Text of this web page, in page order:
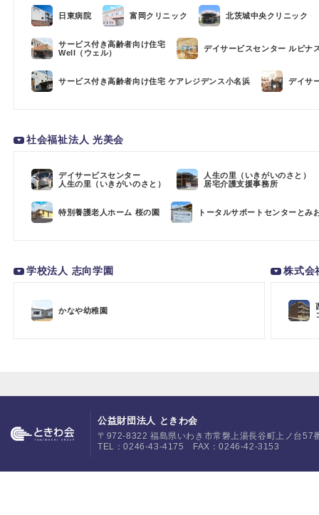
日東病院 富岡クリニック 北茨城中央クリニック
サービス付き高齢者向け住宅
Well（ウェル）
デイサービスセンター ルピナ
サービス付き高齢者向け住宅 ケアレジデンス小名浜 デイサ
社会福祉法人 光美会
デイサービスセンター
人生の里（いきがいのさと）
人生の里（いきがいのさと）
居宅介護支援事務所
特別養護老人ホーム 桜の園 トータルサポートセンターとみ
学校法人 志向学園
かなや幼稚園
株式会
公益財団法人 ときわ会
〒972-8322 福島県いわき市常磐上湯長谷町上ノ台57
TEL：0246-43-4175 FAX：0246-42-3153